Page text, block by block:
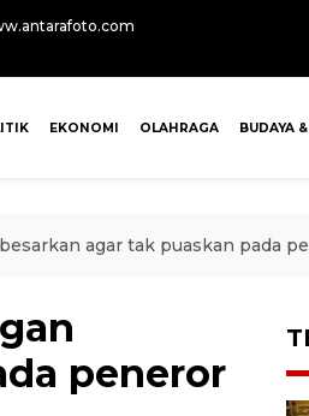
EKONOMI OLAHRAGA BUDAYA
agar tak puaskan pada
peneror